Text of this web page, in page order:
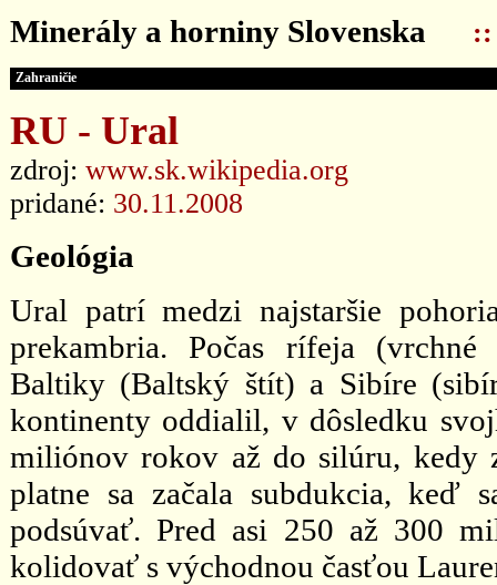
Minerály a horniny Slovenska ::
Zahraničie
RU - Ural
zdroj: www.sk.wikipedia.org
pridané: 30.11.2008
Geológia
Ural patrí medzi najstaršie
prekambria. Počas rífeja
Baltiky (Baltský štít) a Sibíre
kontinenty oddialil, v dôsledku
miliónov rokov až do silúru, kedy
platne sa začala subdukcia, keď
podsúvať. Pred asi 250 až 300
kolidovať s východnou časťou